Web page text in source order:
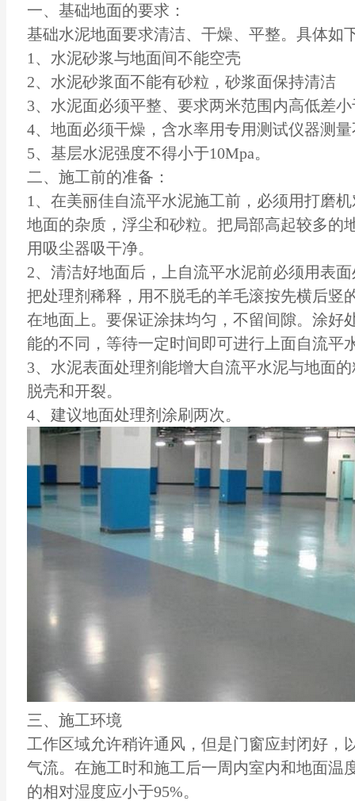
一、基础地面的要求：
基础水泥地面要求清洁、干燥、平整。具体如
1、水泥砂浆与地面间不能空壳
2、水泥砂浆面不能有砂粒，砂浆面保持清洁
3、水泥面必须平整、要求两米范围内高低差小
4、地面必须干燥，含水率用专用测试仪器测
5、基层水泥强度不得小于10Mpa。
二、施工前的准备：
1、在美丽佳自流平水泥施工前，必须用打磨
地面的杂质，浮尘和砂粒。把局部高起较多的
用吸尘器吸干净。
2、清洁好地面后，上自流平水泥前必须用表
把处理剂稀释，用不脱毛的羊毛滚按先横后竖
在地面上。要保证涂抹均匀，不留间隙。涂好
能的不同，等待一定时间即可进行上面自流平
3、水泥表面处理剂能增大自流平水泥与地面
脱壳和开裂。
4、建议地面处理剂涂刷两次。
三、施工环境
工作区域允许稍许通风，但是门窗应封闭好，
气流。在施工时和施工后一周内室内和地面温
的相对湿度应小于95%。